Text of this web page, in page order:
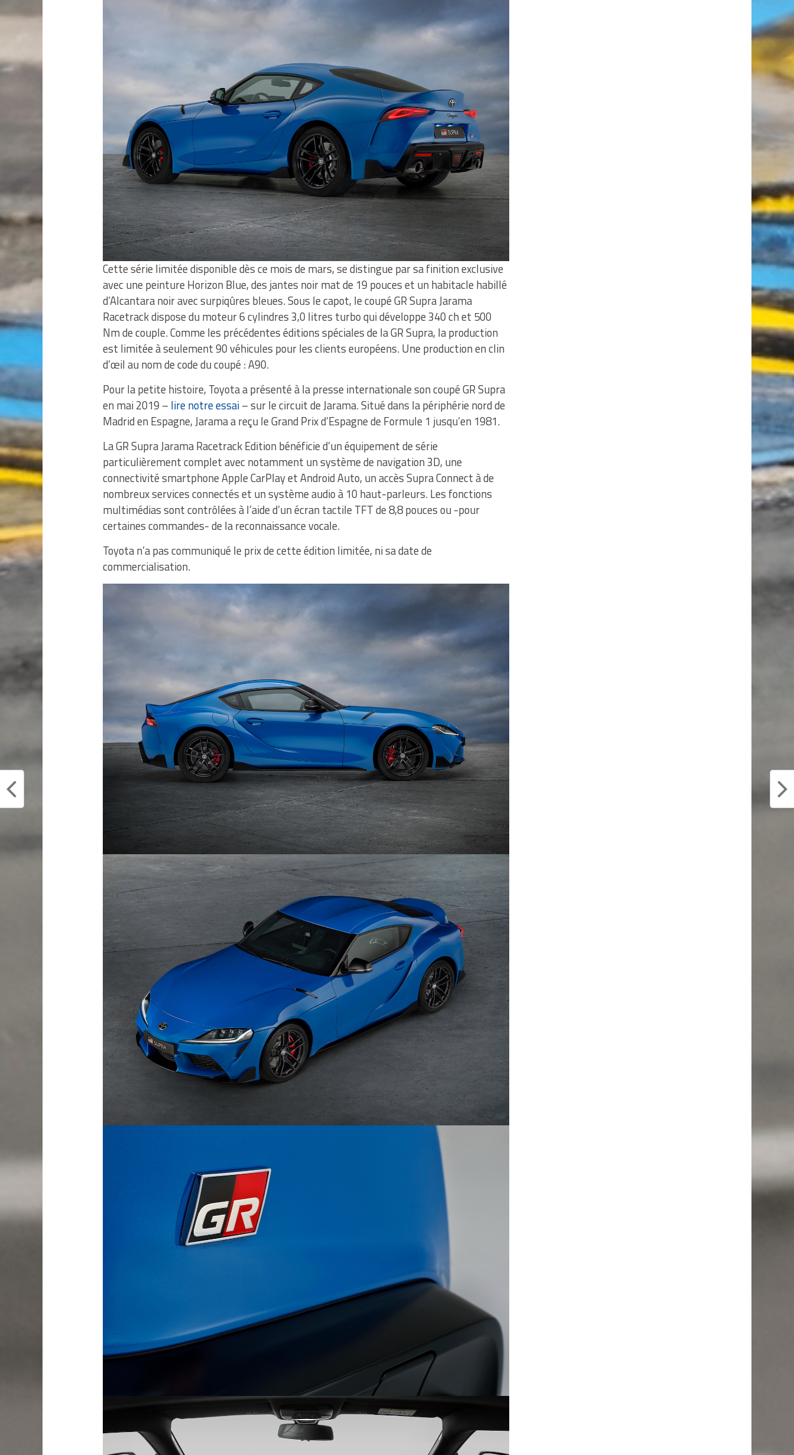
Cette série limitée disponible dès ce mois de mars, se distingue par sa finition exclusive
avec une peinture Horizon Blue, des jantes noir mat de 19 pouces et un habitacle habillé
d’Alcantara noir avec surpiqûres bleues. Sous le capot, le coupé GR Supra Jarama
Racetrack dispose du moteur 6 cylindres 3,0 litres turbo qui développe 340 ch et 500
Nm de couple. Comme les précédentes éditions spéciales de la GR Supra, la production
est limitée à seulement 90 véhicules pour les clients européens. Une production en clin
d’œil au nom de code du coupé : A90.
Pour la petite histoire, Toyota a présenté à la presse internationale son coupé GR Supra
en mai 2019 – lire notre essai– sur le circuit de Jarama. Situé dans la périphérie nord de
Madrid en Espagne, Jarama a reçu le Grand Prix d’Espagne de Formule 1 jusqu’en 1981.
La GR Supra Jarama Racetrack Edition bénéficie d’un équipement de série
particulièrement complet avec notamment un système de navigation 3D, une
connectivité smartphone Apple CarPlay et Android Auto, un accès Supra Connect à de
nombreux services connectés et un système audio à 10 haut-parleurs. Les fonctions
multimédias sont contrôlées à l’aide d’un écran tactile TFT de 8,8 pouces ou -pour
certaines commandes- de la reconnaissance vocale.
Toyota n’a pas communiqué le prix de cette édition limitée, ni sa date de
commercialisation.